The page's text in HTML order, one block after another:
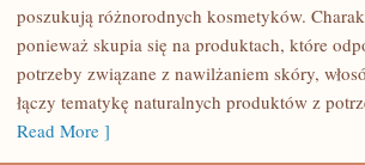
poszukują różnorodnych kosmetyków.
ponieważ skupia się na produktach, które
potrzeby związane z nawilżaniem skóry,
łączy tematykę naturalnych produktów z
Read More ]